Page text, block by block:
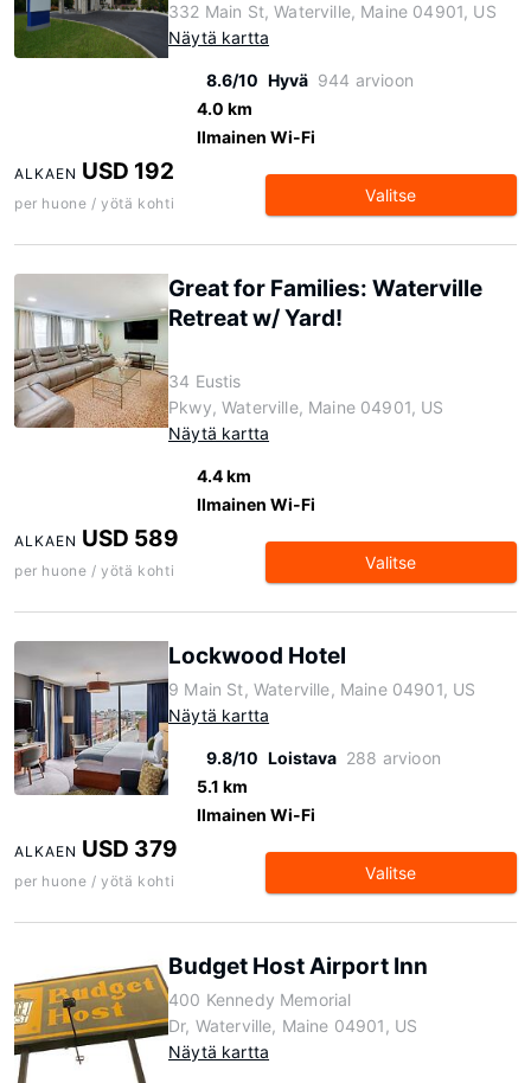
332 Main St, Waterville, Maine 04901, US
Näytä kartta
8.6/10 Hyvä 944 arvioon
4.0 km
Ilmainen Wi-Fi
ALKAEN USD 192
per huone / yötä kohti Valitse
Great for Families: Waterville
Retreat w/ Yard!
34 Eustis
Pkwy, Waterville, Maine 04901, US
Näytä kartta
4.4 km
Ilmainen Wi-Fi
ALKAEN USD 589
per huone / yötä kohti Valitse
Lockwood Hotel
9 Main St, Waterville, Maine 04901, US
Näytä kartta
9.8/10 Loistava 288 arvioon
5.1 km
Ilmainen Wi-Fi
ALKAEN USD 379
per huone / yötä kohti Valitse
Budget Host Airport Inn
400 Kennedy Memorial
Dr, Waterville, Maine 04901, US
Näytä kartta